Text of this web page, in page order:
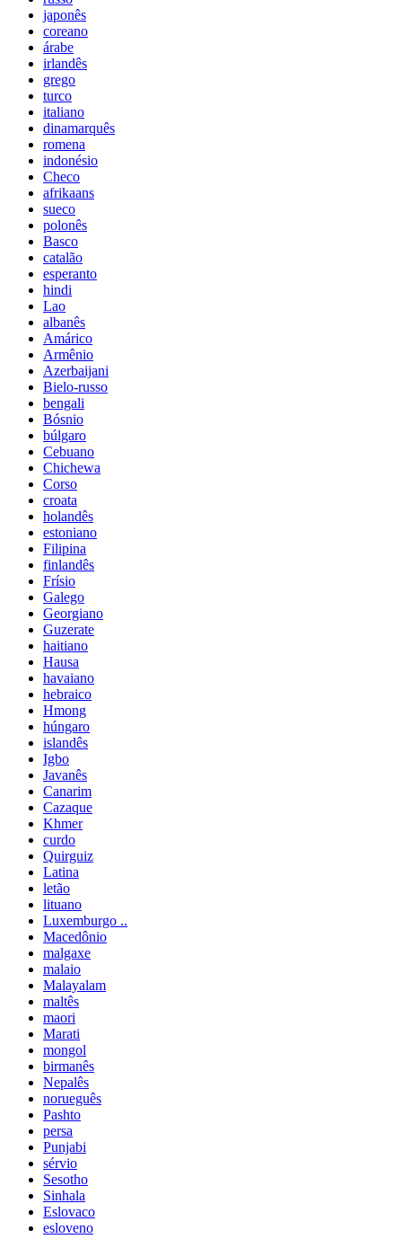
japonês
coreano
árabe
irlandês
grego
turco
italiano
dinamarquês
romena
indonésio
Checo
afrikaans
sueco
polonês
Basco
catalão
esperanto
hindi
Lao
albanês
Amárico
Armênio
Azerbaijani
Bielo-russo
bengali
Bósnio
búlgaro
Cebuano
Chichewa
Corso
croata
holandês
estoniano
Filipina
finlandês
Frísio
Galego
Georgiano
Guzerate
haitiano
Hausa
havaiano
hebraico
Hmong
húngaro
islandês
Igbo
Javanês
Canarim
Cazaque
Khmer
curdo
Quirguiz
Latina
letão
lituano
Luxemburgo ..
Macedônio
malgaxe
malaio
Malayalam
maltês
maori
Marati
mongol
birmanês
Nepalês
norueguês
Pashto
persa
Punjabi
sérvio
Sesotho
Sinhala
Eslovaco
esloveno